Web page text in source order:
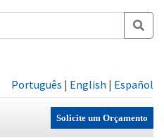
Português | English | Español
Solicite um Orçamento